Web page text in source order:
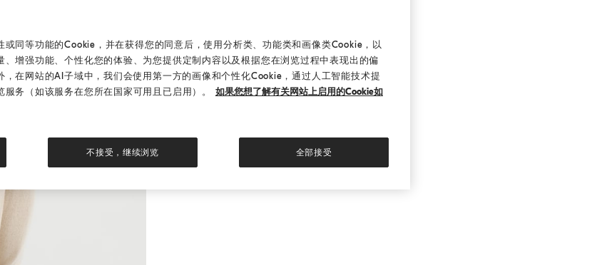
或同等功能的Cookie，并在获得您的同意后，使用分析类、功能类和画像类Cookie，以
增强功能、个性化您的体验、为您提供定制内容以及根据您在浏览过程中表现出的偏
，在网站的AI子域中，我们会使用第一方的画像和个性化Cookie，通过人工智能技术提
务（如该服务在您所在国家可用且已启用）。
如果您想了解有关网站上启用的Cookie如
不接受，继续浏览 全部接受